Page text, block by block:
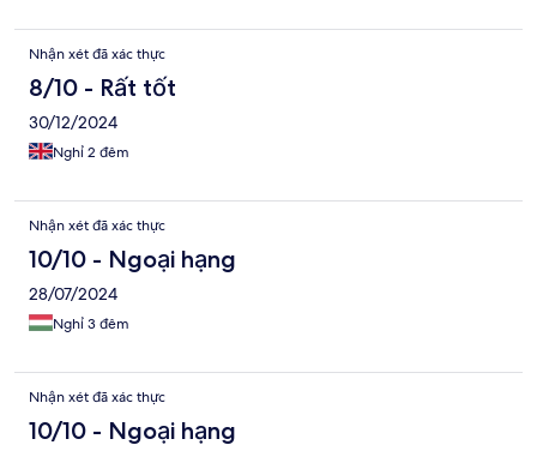
Nhận xét đã xác thực
8/10 - Rất tốt
30/12/2024
Nghỉ 2 đêm
Nhận xét đã xác thực
10/10 - Ngoại hạng
28/07/2024
Nghỉ 3 đêm
Nhận xét đã xác thực
10/10 - Ngoại hạng